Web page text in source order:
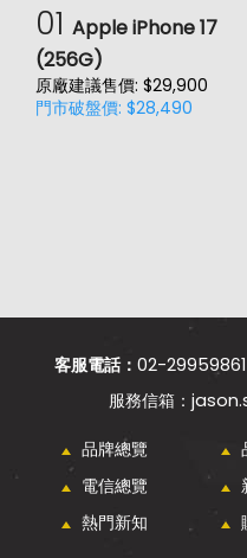
01 Apple iPhone 17
(256G)
原廠建議售價: $29,900
門市破盤價: $28,490
客服電話： 02-29959861
品牌總覽
電信總覽
熱門新知